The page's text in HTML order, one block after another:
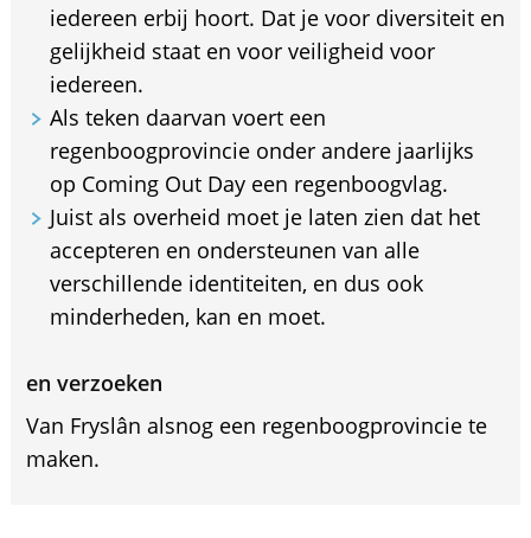
iedereen erbij hoort. Dat je voor diversiteit en
gelijkheid staat en voor veiligheid voor
iedereen.
Als teken daarvan voert een
regenboogprovincie onder andere jaarlijks
op Coming Out Day een regenboogvlag.
Juist als overheid moet je laten zien dat het
accepteren en ondersteunen van alle
verschillende identiteiten, en dus ook
minderheden, kan en moet.
en verzoeken
Van Fryslân alsnog een regenboogprovincie te
maken.